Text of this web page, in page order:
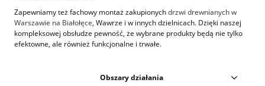
Zapewniamy też fachowy montaż zakupionychdrzwi drewnianych w
Warszawie na Białołęce, Wawrze i w innych dzielnicach. Dzięki naszej
kompleksowej obsłudze pewność, że wybrane produkty będą nie tylko
efektowne, ale również funkcjonalne i trwałe.
Obszary działania